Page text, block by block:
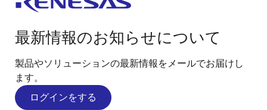
最新情報のお知らせについて
製品やソリューションの最新情報をメールでお届けし
ます。
ログインをする